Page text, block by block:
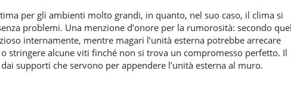
per gli ambienti molto grandi, in quanto, nel suo caso, il clima si
problemi. Una menzione d’onore per la rumorosità: secondo
internamente, mentre magari l’unità esterna potrebbe arrecare
stringere alcune viti finché non si trova un compromesso perfetto. Il
supporti che servono per appendere l’unità esterna al muro.